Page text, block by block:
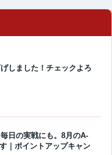
しました！チェックよろ
日の実戦にも。8月のA-
｜ポイントアップキャン